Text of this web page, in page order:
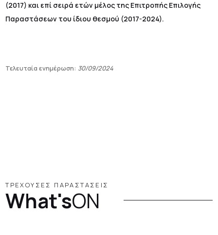
(2017) και επί σειρά ετών μέλος της Επιτροπής Επιλογής
Παραστάσεων του ίδιου θεσμού (2017-2024).
Τελευταία ενημέρωση: 30/09/2024
ΤΡΕΧΟΥΣΕΣ ΠΑΡΑΣΤΑΣΕΙΣ
What'sON